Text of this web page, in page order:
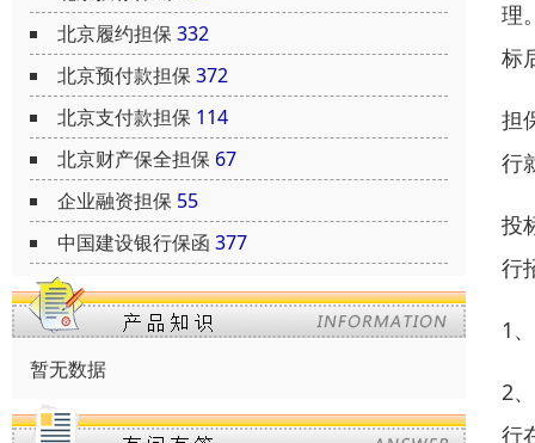
北京履约担保 332
北京预付款担保 372
北京支付款担保 114
北京财产保全担保 67
企业融资担保 55
中国建设银行保函 377
暂无数据
理
标
担
行
投
行
1
2
行